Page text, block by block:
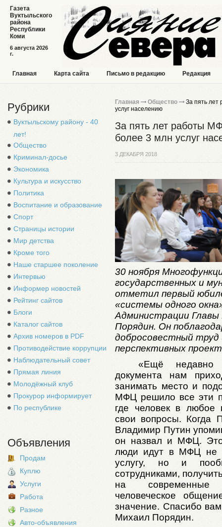
6 августа 2026
г.
Газета
Вуктыльского
района
Республики
Коми
Главная Карта сайта Письмо в редакцию Редакция
Рубрики
Вуктыльскому району - 40
лет!
Общество
Криминал-досье
Экономика
Культура и искусство
Политика
Воспитание и образование
Спорт
Страницы истории
Мир детства
Кроме того
Наше старшее поколение
Интервью
Информер новостей
Рейтинг сайтов
Блоги
Каталог сайтов
Архив номеров в PDF
Противодействие коррупции
Наблюдательный совет
Прямая линия
Молодёжный клуб
Прокурор информирует
По республике
Объявления
Продам
Куплю
Услуги
Работа
Разное
Авто-объявления
Главная Общество
За пять лет
услуг населению
За пять лет работы
более 3 млн услуг
3 ДЕКАБРЯ 2018
30 ноября
государственных и
отметил первый
«системы одного
Администрации Главы
Порядин. Он
добросовестный труд
перспективных
«Ещё недавно
документа нам
занимать место и
МФЦ решило все эти
где человек в любое
свои вопросы. Когда
Владимир Путин
он назвал и МФЦ. Это
люди идут в МФЦ не
услугу, но и
сотрудниками,
на современные
человеческое
значение. Спасибо
Михаил Порядин.